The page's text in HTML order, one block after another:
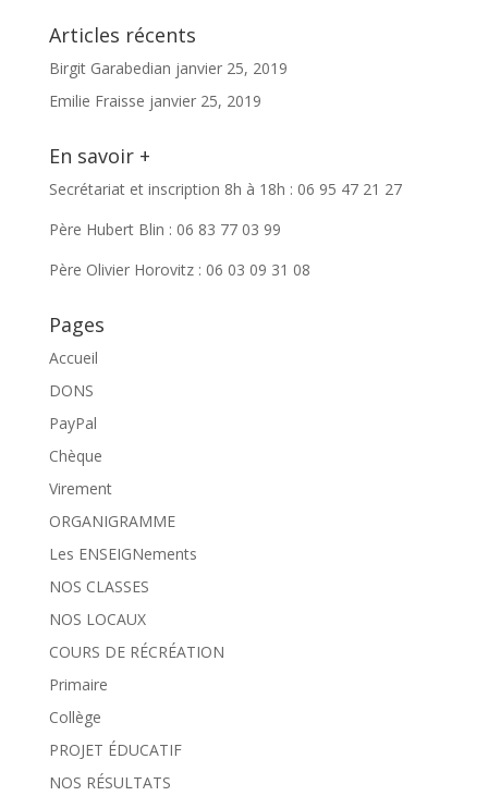
Articles récents
Birgit Garabedian janvier 25, 2019
Emilie Fraisse janvier 25, 2019
En savoir +
Secrétariat et inscription 8h à 18h : 06 95 47 21 27
Père Hubert Blin : 06 83 77 03 99
Père Olivier Horovitz : 06 03 09 31 08
Pages
Accueil
DONS
PayPal
Chèque
Virement
ORGANIGRAMME
Les ENSEIGNements
NOS CLASSES
NOS LOCAUX
COURS DE RÉCRÉATION
Primaire
Collège
PROJET ÉDUCATIF
NOS RÉSULTATS